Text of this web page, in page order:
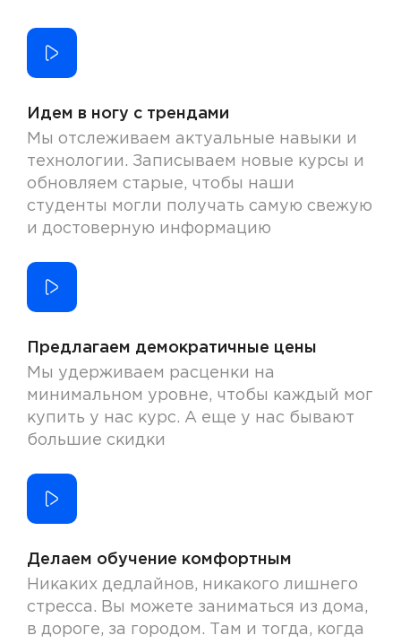
Идем в ногу с трендами
Мы отслеживаем актуальные навыки и
технологии. Записываем новые курсы и
обновляем старые, чтобы наши
студенты могли получать самую свежую
и достоверную информацию
Предлагаем демократичные цены
Мы удерживаем расценки на
минимальном уровне, чтобы каждый мог
купить у нас курс. А еще у нас бывают
большие скидки
Делаем обучение комфортным
Никаких дедлайнов, никакого лишнего
стресса. Вы можете заниматься из дома,
в дороге, за городом. Там и тогда, когда